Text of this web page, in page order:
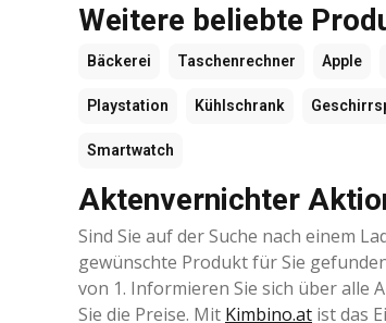
Weitere beliebte
Bäckerei Taschenrechner Apple
Playstation Kühlschrank
Smartwatch
Aktenvernichter
Sind Sie auf der Suche nach einem
gewünschte Produkt für Sie
von 1. Informieren Sie sich über alle
Sie die Preise. Mit Kimbino.at ist das